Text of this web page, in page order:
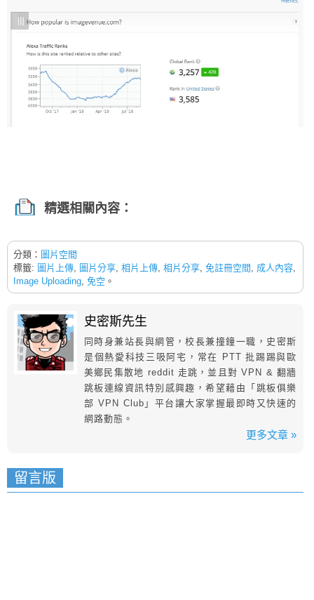
精選相關內容：
分類： 圖片空間
標籤: 圖片上傳, 圖片分享, 相片上傳, 相片分享, 免註冊空間 , 成人內容,
Image Uploading, 免空 。
史密斯先生
同時身兼站長與網管，校長兼撞鐘一職，史密斯
是個熱愛科技三吸阿宅，常在 PTT 批踢踢與歐
美鄉民集散地 reddit 走跳，並且對 VPN & 翻牆
跳板連線資訊特別感興趣，希望藉由「跳板俱樂
部 VPN Club」平台讓大家掌握最即時又快速的
網路動態。
更多文章 »
留言版